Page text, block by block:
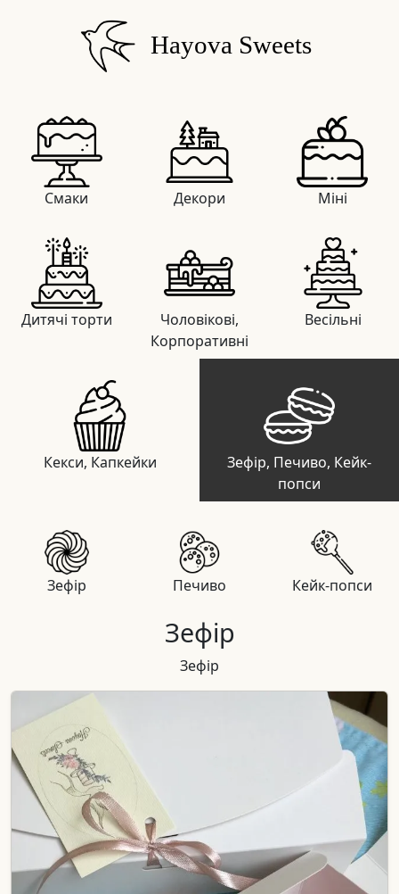
Hayova Sweets
Смаки Декори Міні
Дитячі торти
Чоловікові,
Корпоративні
Весільні
Кекси, Капкейки
Зефір, Печиво, Кейк-
попси
Зефір Печиво Кейк-попси
Зефір
Зефір